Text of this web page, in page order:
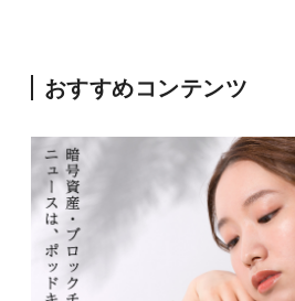
おすすめコンテンツ